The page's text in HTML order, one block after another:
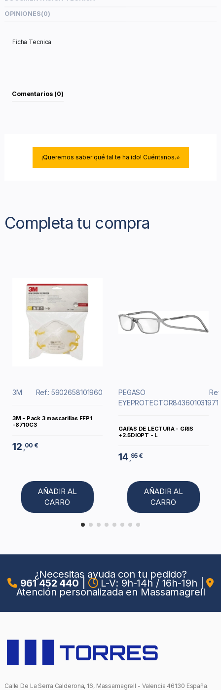
OPINIONES(0)
Ficha Tecnica
Comentarios (0)
¡Queremos saber qué tal te ha ido! Cuéntanos.⭐
Completa tu compra
3M Ref.: 5902658101960
3M - Pack 3 mascarillas FFP1
-8710C3
12 ,00 €
AÑADIR AL
CARRO
PEGASO
EYEPROTECTOR
GAFAS DE LECTURA - GRIS
+2.5DIOPT - L
14 ,95 €
AÑADIR AL
CARRO
¿Necesitas ayuda con tu pedido?
961 452 440 L-V: 9h-14h / 16h-19h
Atención personalizada en Massamagrell
Calle De La Serra Calderona, 16, Massamagrell - Valencia 46130 España.